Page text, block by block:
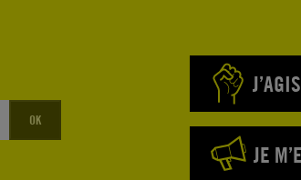
OK
J’AGIS
JE